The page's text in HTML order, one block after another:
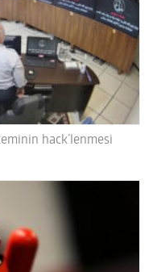
hack’lenmesi